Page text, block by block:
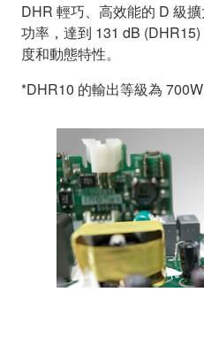
DHR 輕巧、高效能的 D 級
功率，達到 131 dB
度和動態特性。
*DHR10 的輸出等級為 700W